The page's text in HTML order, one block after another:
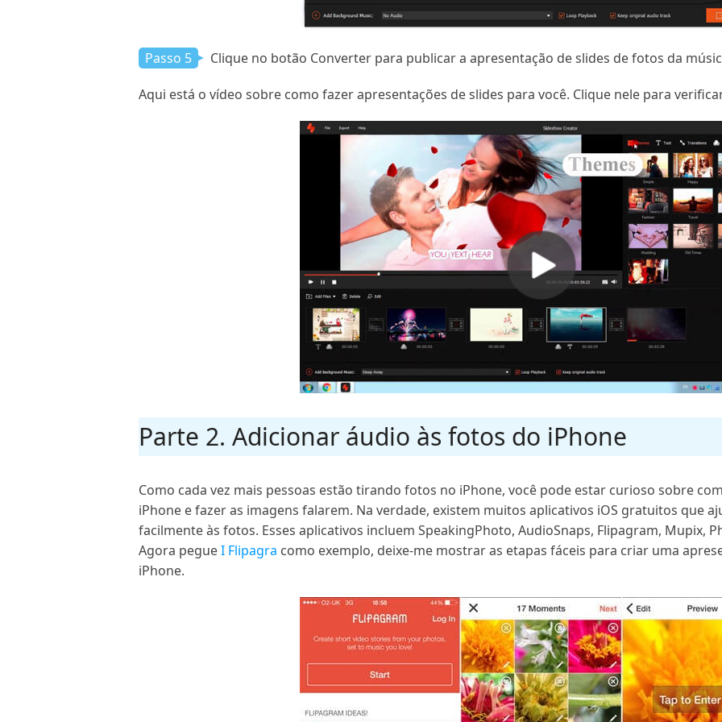
Passo 5 Clique no botão Converter para publicar a apresentação de slides de fotos da
Aqui está o vídeo sobre como fazer apresentações de slides para você. Clique nele para
Parte 2. Adicionar áudio às fotos do iPhone
Como cada vez mais pessoas estão tirando fotos no iPhone, você pode estar curioso sobre
iPhone e fazer as imagens falarem. Na verdade, existem muitos aplicativos iOS gratuitos que
facilmente às fotos. Esses aplicativos incluem SpeakingPhoto, AudioSnaps, Flipagram, Mupix,
Agora pegueI Flipagra como exemplo, deixe-me mostrar as etapas fáceis para criar uma
iPhone.